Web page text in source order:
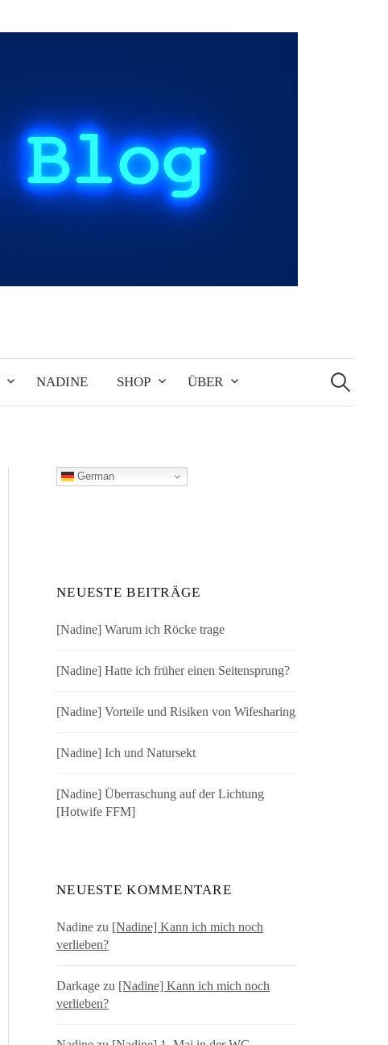
NADINE SHOP ÜBER
Suchen
nach:
German
NEUESTE BEITRÄGE
[Nadine] Warum ich Röcke trage
[Nadine] Hatte ich früher einen Seitensprung?
[Nadine] Vorteile und Risiken von Wifesharing
[Nadine] Ich und Natursekt
[Nadine] Überraschung auf der Lichtung
[Hotwife FFM]
NEUESTE KOMMENTARE
Nadine zu [Nadine] Kann ich mich noch
verlieben?
Darkage zu [Nadine] Kann ich mich noch
verlieben?